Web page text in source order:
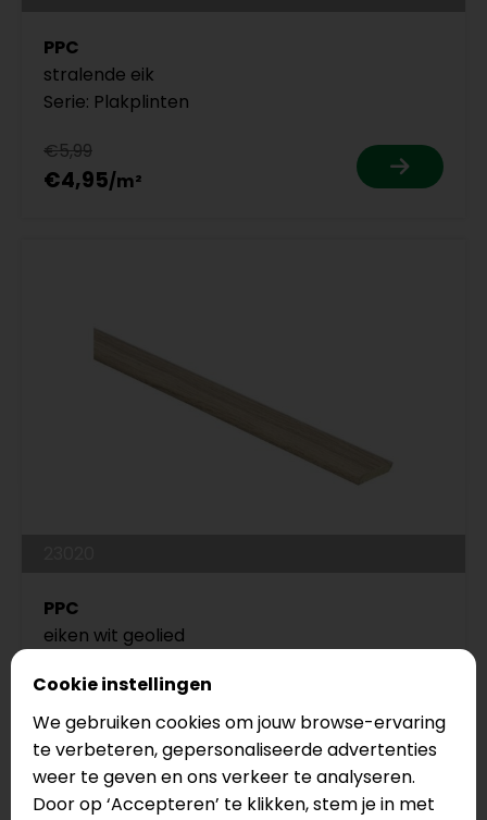
PPC
stralende eik
Serie: Plakplinten
€5,99
€4,95
PPC
eiken wit geolied
€5,99
€4,95
Cookie instellingen
We gebruiken cookies om jouw browse-ervaring
te verbeteren, gepersonaliseerde advertenties
weer te geven en ons verkeer te analyseren.
Door op ‘Accepteren’ te klikken, stem je in met